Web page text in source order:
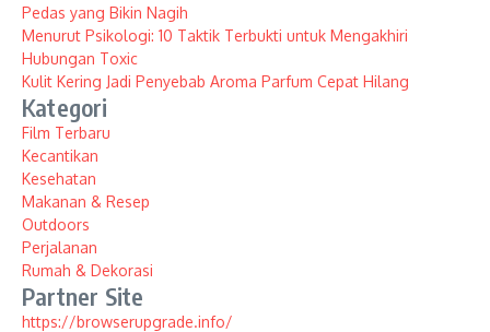
Pedas yang Bikin Nagih
Menurut Psikologi: 10 Taktik Terbukti untuk Mengakhiri
Hubungan Toxic
Kulit Kering Jadi Penyebab Aroma Parfum Cepat Hilang
Kategori
Film Terbaru
Kecantikan
Kesehatan
Makanan & Resep
Outdoors
Perjalanan
Rumah & Dekorasi
Partner Site
https://browserupgrade.info/